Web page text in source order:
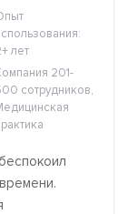
лет
201-
сотрудников,